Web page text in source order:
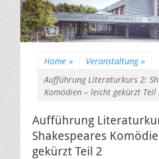
Home » Veranstaltung »
Aufführung Literaturkurs 2:
Komödien – leicht gekürzt Teil
Aufführung
Shakespeares
gekürzt Teil 2